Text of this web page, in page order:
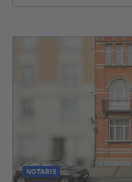
NOTARIS